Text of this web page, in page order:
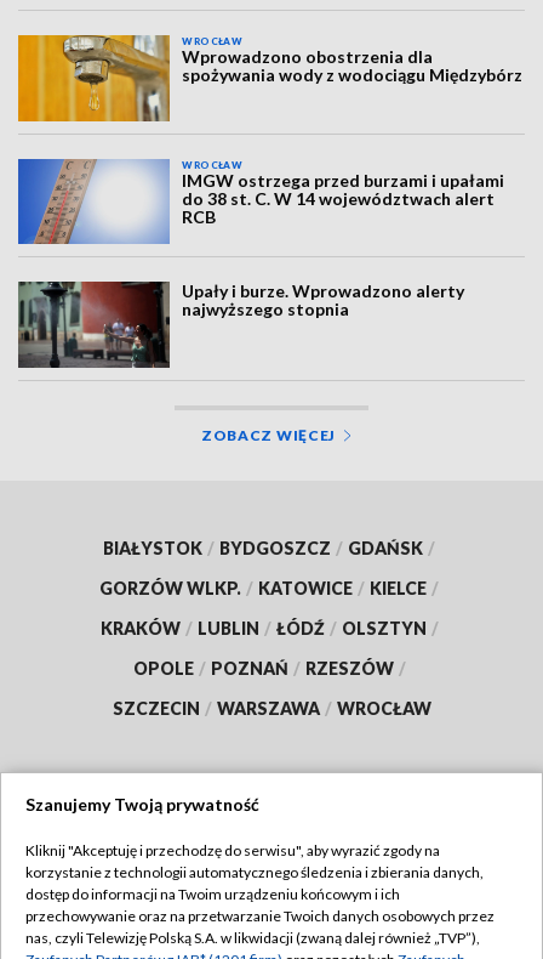
WROCŁAW
Wprowadzono obostrzenia dla
spożywania wody z wodociągu Międzybórz
WROCŁAW
IMGW ostrzega przed burzami i upałami
do 38 st. C. W 14 województwach alert
RCB
Upały i burze. Wprowadzono alerty
najwyższego stopnia
ZOBACZ WIĘCEJ
BIAŁYSTOK / BYDGOSZCZ / GDAŃSK /
GORZÓW WLKP. / KATOWICE / KIELCE /
KRAKÓW / LUBLIN / ŁÓDŹ / OLSZTYN /
OPOLE / POZNAŃ / RZESZÓW /
SZCZECIN / WARSZAWA / WROCŁAW
TVP
Abonament TVP
Regulamin TVP
Szanujemy Twoją prywatność
Kliknij "Akceptuję i przechodzę do serwisu", aby wyrazić zgody na
korzystanie z technologii automatycznego śledzenia i zbierania danych,
dostęp do informacji na Twoim urządzeniu końcowym i ich
przechowywanie oraz na przetwarzanie Twoich danych osobowych przez
nas, czyli Telewizję Polską S.A. w likwidacji (zwaną dalej również „TVP”),